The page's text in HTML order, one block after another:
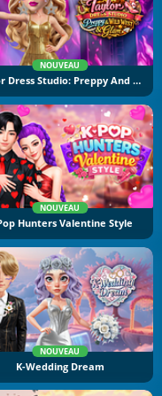
NOUVEAU
Taylor Dress Studio: Preppy And Wild West Glam
NOUVEAU
Hunters Valentine Style
NOUVEAU
K-Wedding Dream